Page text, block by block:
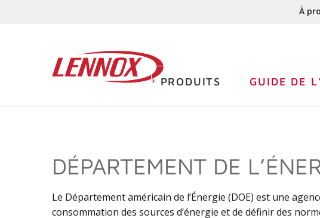
À
PRODUITS GUIDE DE
DÉPARTEMENT DE
Le Département américain de l’Énergie (DOE) est une
consommation des sources d’énergie et de définir des